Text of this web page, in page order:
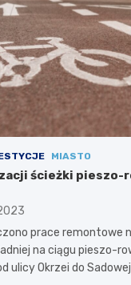
MIASTO
ścieżki pieszo-
prace remontowe
na ciągu pieszo-
ulicy Okrzei do